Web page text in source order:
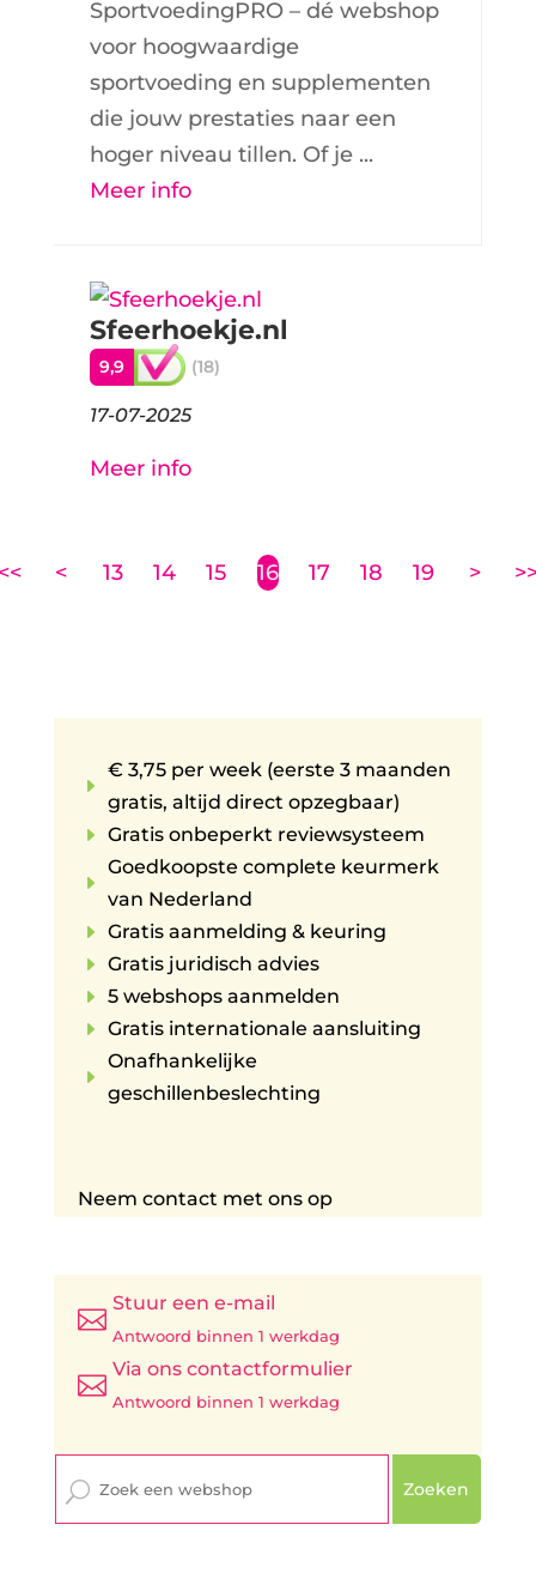
SportvoedingPRO – dé webshop
voor hoogwaardige
sportvoeding en supplementen
die jouw prestaties naar een
hoger niveau tillen. Of je ...
Meer info
Sfeerhoekje.nl
9,9 (18)
17-07-2025
Meer info
< 13 14 15 16 17 18 19 >
E
€ 3,75 per week (eerste 3 maanden
gratis, altijd direct opzegbaar)
E Gratis onbeperkt reviewsysteem
E
Goedkoopste complete keurmerk
van Nederland
E Gratis aanmelding & keuring
E Gratis juridisch advies
E 5 webshops aanmelden
E Gratis internationale aansluiting
E
Onafhankelijke
geschillenbeslechting
Neem contact met ons op

Stuur een e-mail
Antwoord binnen 1 werkdag

Via ons contactformulier
Antwoord binnen 1 werkdag
Zoeken